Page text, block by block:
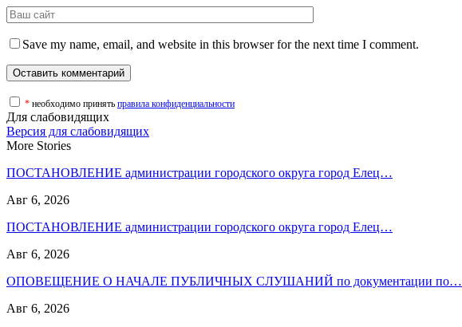
Save my name, email, and website in this browser for the next time I comment.
* необходимо принять правила конфиденциальности
Для слабовидящих
Версия для слабовидящих
More Stories
ПОСТАНОВЛЕНИЕ администрации городского округа город Елец…
Авг 6, 2026
ПОСТАНОВЛЕНИЕ администрации городского округа город Елец…
Авг 6, 2026
ОПОВЕЩЕНИЕ О НАЧАЛЕ ПУБЛИЧНЫХ СЛУШАНИЙ по документации по…
Авг 6, 2026